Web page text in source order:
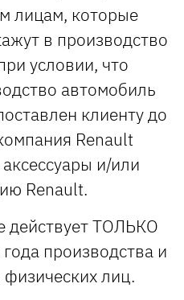
лицам, которые
в производство
условии, что
автомобиль
клиенту до
Renault
и/или
Renault.
действует ТОЛЬКО
производства и
лиц.